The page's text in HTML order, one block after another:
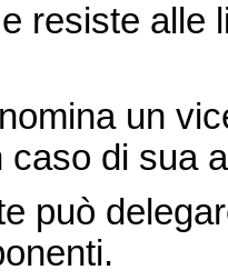
alle
un
caso di sua